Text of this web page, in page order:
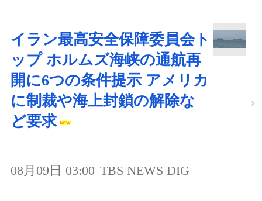
イラン最高安全保障委員会ト
ップ ホルムズ海峡の通航再
開に6つの条件提示 アメリカ
に制裁や海上封鎖の解除な
ど要求
08月09日 03:00 TBS NEWS DIG